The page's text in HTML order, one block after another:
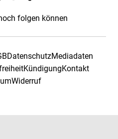
folgen können
DatenschutzMediadaten
KündigungKontakt
Widerruf